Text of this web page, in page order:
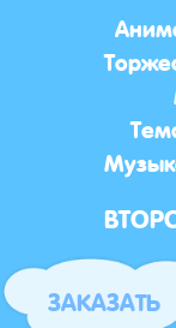
ЗАКАЗАТЬ